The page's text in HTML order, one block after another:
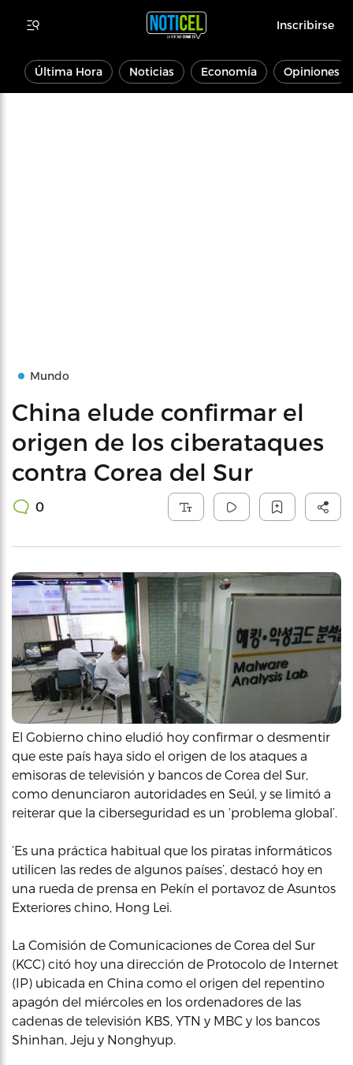
Inscribirse
Última Hora Noticias Economía Opiniones
Mundo
China elude confirmar el
origen de los ciberataques
contra Corea del Sur
0
El Gobierno chino eludió hoy confirmar o desmentir
que este país haya sido el origen de los ataques a
emisoras de televisión y bancos de Corea del Sur,
como denunciaron autoridades en Seúl, y se limitó a
reiterar que la ciberseguridad es un ‘problema global’.
‘Es una práctica habitual que los piratas informáticos
utilicen las redes de algunos países’, destacó hoy en
una rueda de prensa en Pekín el portavoz de Asuntos
Exteriores chino, Hong Lei.
La Comisión de Comunicaciones de Corea del Sur
(KCC) citó hoy una dirección de Protocolo de Internet
(IP) ubicada en China como el origen del repentino
apagón del miércoles en los ordenadores de las
cadenas de televisión KBS, YTN y MBC y los bancos
Shinhan, Jeju y Nonghyup.